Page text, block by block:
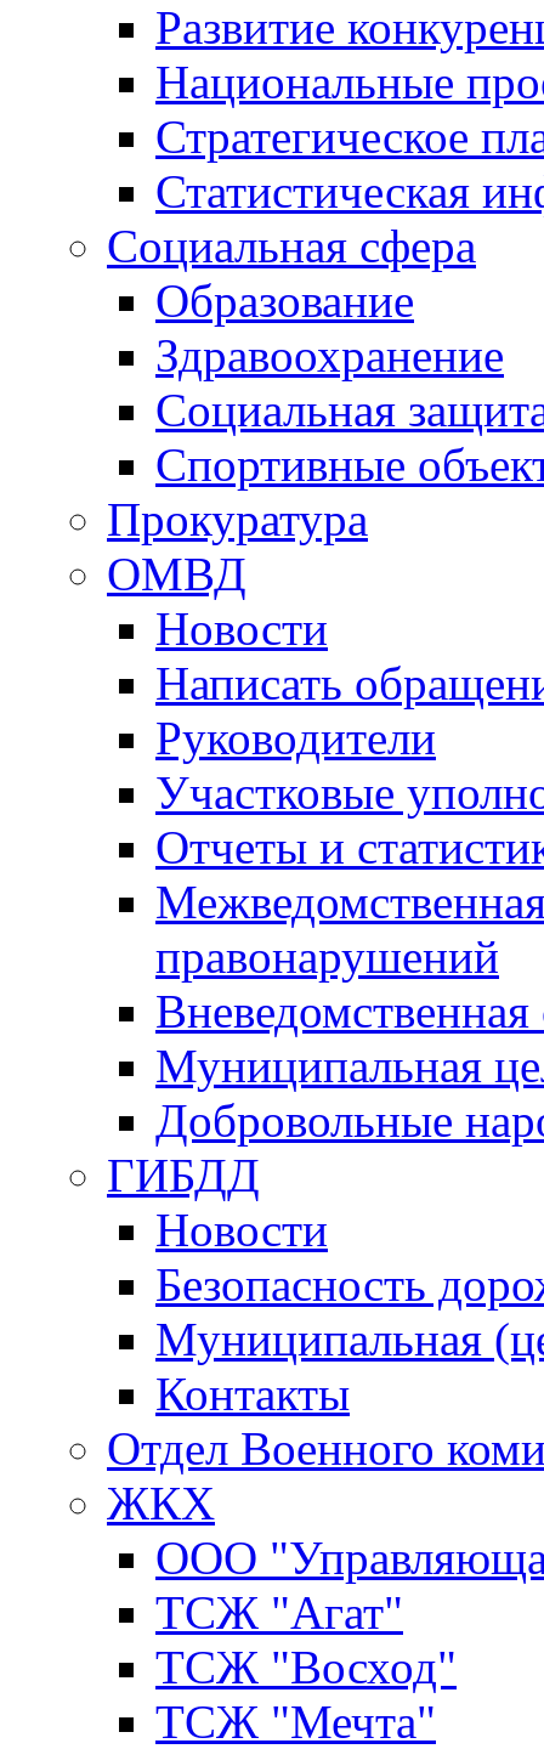
Развитие
Национальные
Стратегическое
Статистическая
Социальная сфера
Образование
Здравоохранение
Социальная
Спортивные
Прокуратура
ОМВД
Новости
Написать
Руководители
Участковые
Отчеты и
правонарушений
Вневедомственная
Муниципальная
Добровольные
ГИБДД
Новости
Безопасность
Муниципальная
Контакты
Отдел Военного
ЖКХ
ООО
ТСЖ "Агат"
ТСЖ "Восход"
ТСЖ "Мечта"